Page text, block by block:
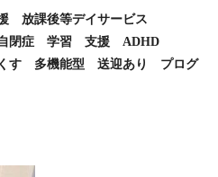
放課後等デイサービス
閉症 学習 支援 ADHD
す 多機能型 送迎あり プログ